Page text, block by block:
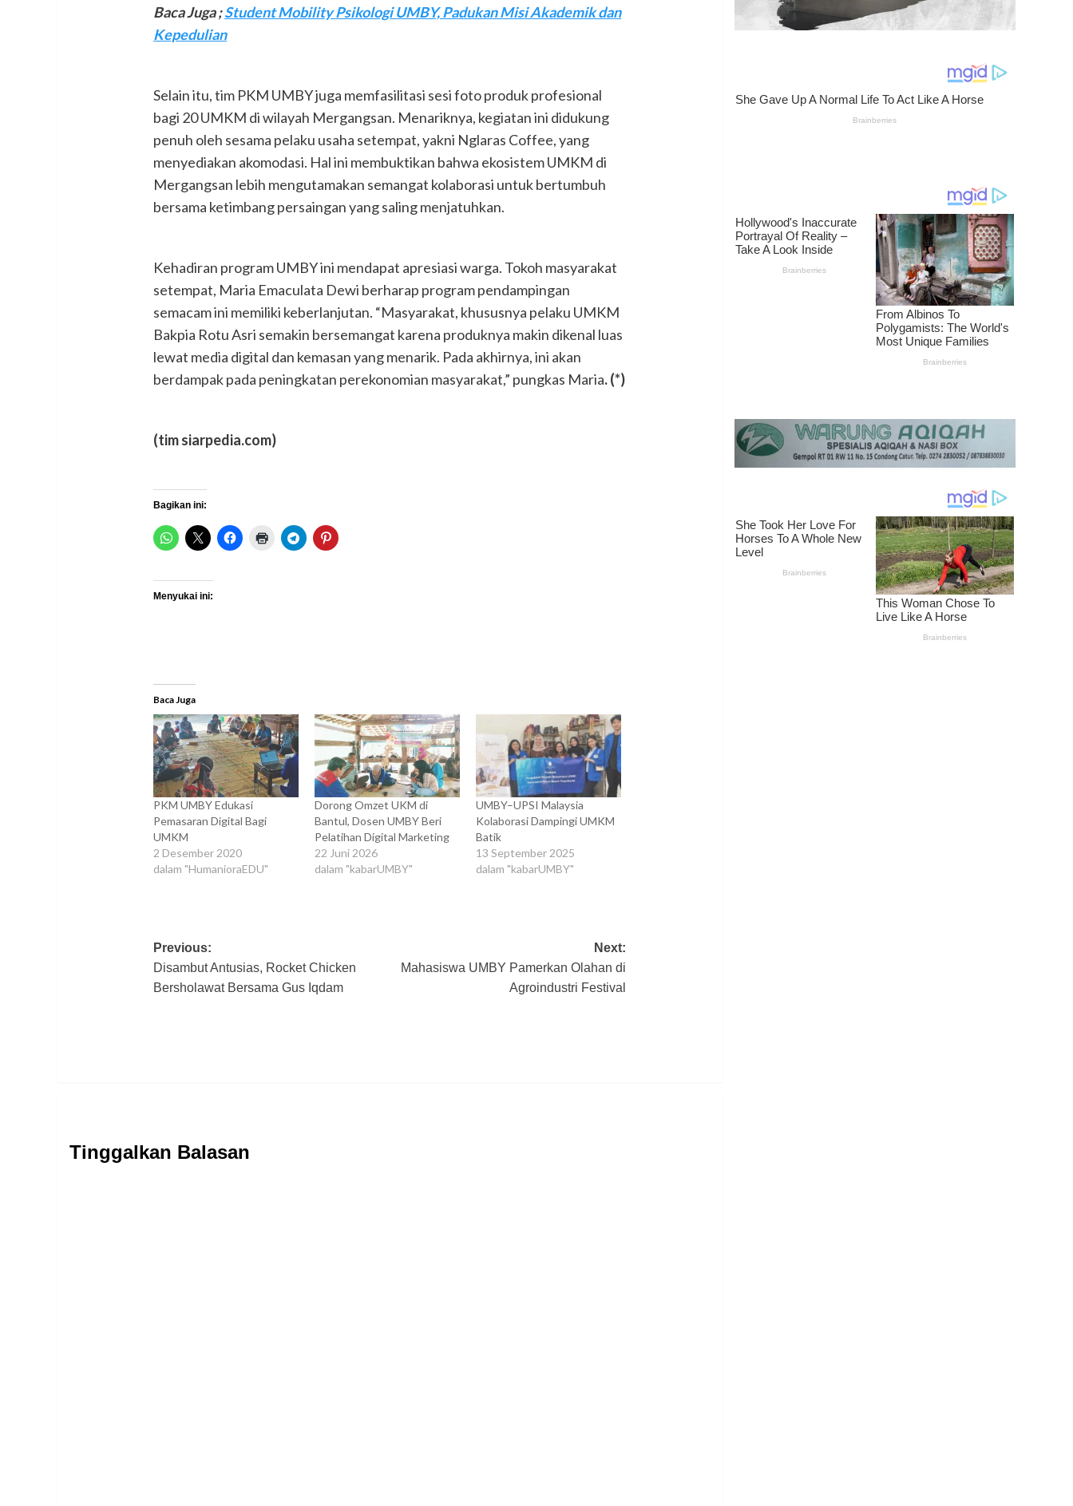
Baca Juga ;Student Mobility Psikologi UMBY, Padukan Misi Akademik dan
Kepedulian
Selain itu, tim PKM UMBY juga memfasilitasi sesi foto produk profesional
bagi 20 UMKM di wilayah Mergangsan. Menariknya, kegiatan ini didukung
penuh oleh sesama pelaku usaha setempat, yakni Nglaras Coffee, yang
menyediakan akomodasi. Hal ini membuktikan bahwa ekosistem UMKM di
Mergangsan lebih mengutamakan semangat kolaborasi untuk bertumbuh
bersama ketimbang persaingan yang saling menjatuhkan.
Kehadiran program UMBY ini mendapat apresiasi warga. Tokoh masyarakat
setempat, Maria Emaculata Dewi berharap program pendampingan
semacam ini memiliki keberlanjutan. “Masyarakat, khususnya pelaku UMKM
Bakpia Rotu Asri semakin bersemangat karena produknya makin dikenal luas
lewat media digital dan kemasan yang menarik. Pada akhirnya, ini akan
berdampak pada peningkatan perekonomian masyarakat,” pungkas Maria.(*)
(tim siarpedia.com)
Bagikan ini:
Menyukai ini:
Baca Juga
PKM UMBY Edukasi
Pemasaran Digital Bagi
UMKM
2 Desember 2020
dalam "HumanioraEDU"
Dorong Omzet UKM di
Bantul, Dosen UMBY Beri
Pelatihan Digital Marketing
22 Juni 2026
dalam "kabarUMBY"
UMBY–UPSI Malaysia
Kolaborasi Dampingi UMKM
Batik
13 September 2025
dalam "kabarUMBY"
Post
navigation
Previous:
Disambut Antusias, Rocket Chicken
Bersholawat Bersama Gus Iqdam
Next:
Mahasiswa UMBY Pamerkan Olahan di
Agroindustri Festival
Tinggalkan Balasan